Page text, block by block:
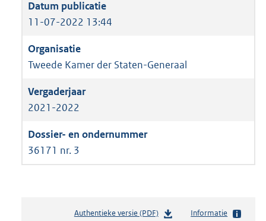
11-07-2022 13:44
Tweede Kamer der Staten-Generaal
2021-2022
36171 nr. 3
Authentieke versie (PDF)b
Informatie